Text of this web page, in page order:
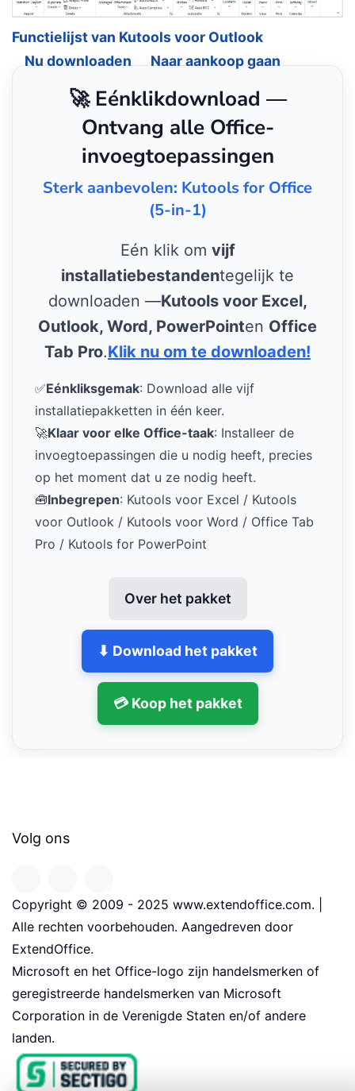
Functielijst van Kutools voor Outlook
Nu downloaden
Naar aankoop gaan
🚀 Eénklikdownload —
Ontvang alle Office-
invoegtoepassingen
Sterk aanbevolen: Kutools for Office
(5-in-1)
Eén klik om vijf
installatiebestandentegelijk te
downloaden —Kutools voor Excel,
Outlook, Word, PowerPointen Office
Tab Pro.Klik nu om te downloaden!
✅Eénkliksgemak: Download alle vijf
installatiepakketten in één keer.
🚀Klaar voor elke Office-taak: Installeer de
invoegtoepassingen die u nodig heeft, precies
op het moment dat u ze nodig heeft.
🧰Inbegrepen: Kutools voor Excel / Kutools
voor Outlook / Kutools voor Word / Office Tab
Pro / Kutools for PowerPoint
Over het pakket
⬇ Download het pakket
💳 Koop het pakket
Volg ons
Copyright © 2009 - 2025 www.extendoffice.com. |
Alle rechten voorbehouden. Aangedreven door
ExtendOffice.
Microsoft en het Office-logo zijn handelsmerken of
geregistreerde handelsmerken van Microsoft
Corporation in de Verenigde Staten en/of andere
landen.